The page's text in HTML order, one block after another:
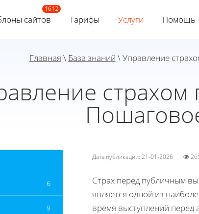
сайтов Тарифы Услуги Помощь
Главная \ База знаний \ Управление
6
9
Дата публикации: 21-01-2026
Страх перед публичным
является одной из
время выступлений перед